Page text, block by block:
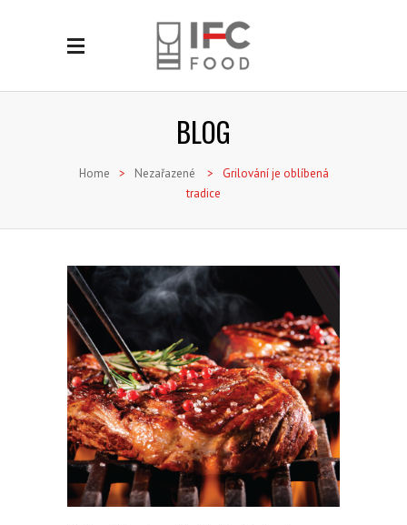
BLOG
Home > Nezařazené >
Grilování je oblíbená
tradice